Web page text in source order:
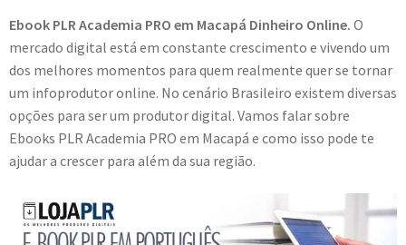
Ebook PLR Academia PRO em Macapá Dinheiro Online. O
mercado digital está em constante crescimento e vivendo um
dos melhores momentos para quem realmente quer se tornar
um infoprodutor online. No cenário Brasileiro existem diversas
opções para ser um produtor digital. Vamos falar sobre
Ebooks PLR Academia PRO em Macapá e como isso pode te
ajudar a crescer para além da sua região.